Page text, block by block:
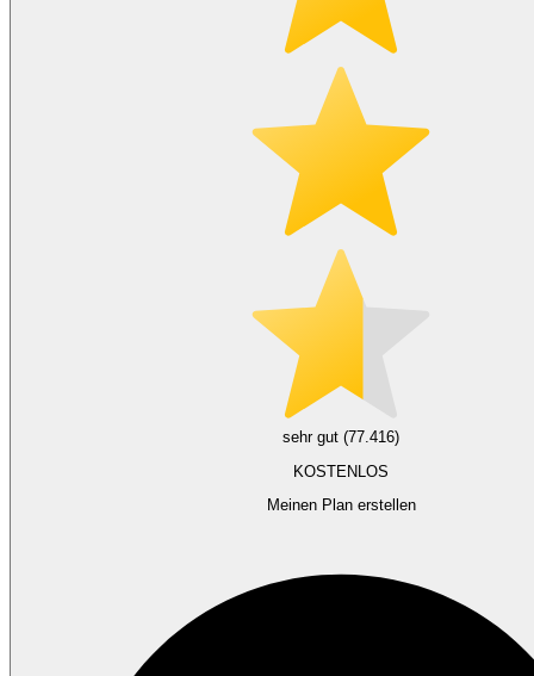
sehr gut (77.416)
KOSTENLOS
Meinen Plan erstellen